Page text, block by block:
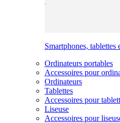
Smartphones, tablettes
Ordinateurs portables
Accessoires pour
Ordinateurs
Tablettes
Accessoires pour
Liseuse
Accessoires pour